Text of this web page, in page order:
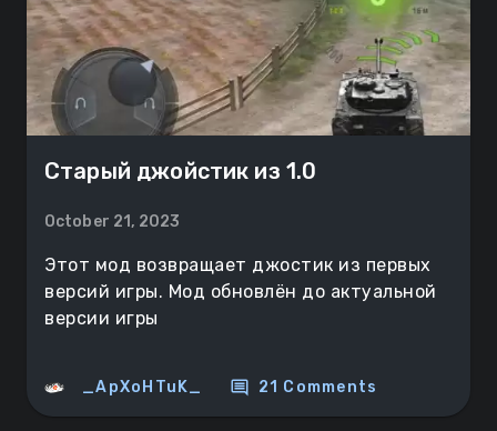
Старый джойстик из 1.0
October 21, 2023
Этот мод возвращает джостик из первых
версий игры. Мод обновлён до актуальной
версии игры
_ApXoHTuK_ comment 21 Comments